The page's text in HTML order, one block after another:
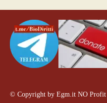
© Copyright by Egm.it NO Profit